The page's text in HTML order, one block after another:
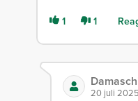
1 1
20 juli